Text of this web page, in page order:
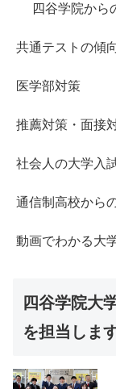
四谷学院から
共通テストの傾
医学部対策
推薦対策・面接
社会人の大学入
通信制高校から
動画でわかる大
四谷学院大
を担当しま